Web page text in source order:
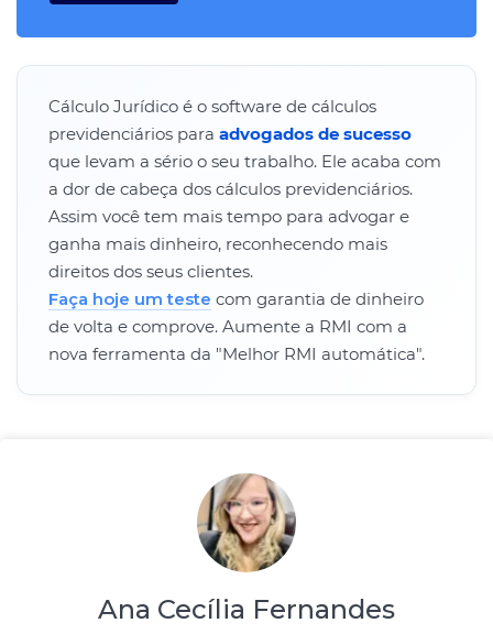
Cálculo Jurídico é o software de cálculos
previdenciários para advogados de sucesso
que levam a sério o seu trabalho. Ele acaba com
a dor de cabeça dos cálculos previdenciários.
Assim você tem mais tempo para advogar e
ganha mais dinheiro, reconhecendo mais
direitos dos seus clientes.
Faça hoje um teste com garantia de dinheiro
de volta e comprove. Aumente a RMI com a
nova ferramenta da "Melhor RMI automática".
Ana Cecília Fernandes